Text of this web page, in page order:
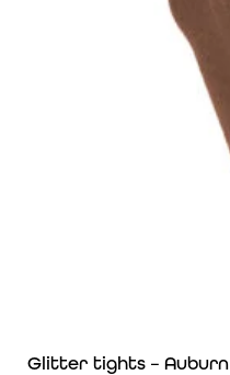
Glitter tights – Auburn